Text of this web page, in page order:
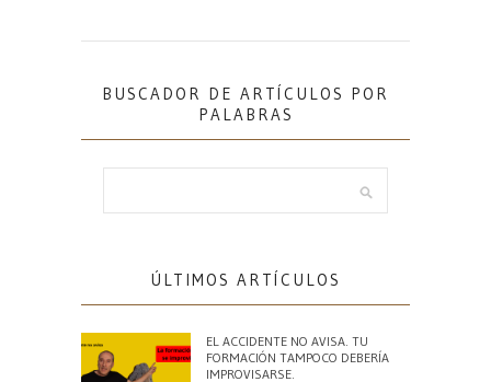
BUSCADOR DE ARTÍCULOS POR
PALABRAS
ÚLTIMOS ARTÍCULOS
EL ACCIDENTE NO AVISA. TU
FORMACIÓN TAMPOCO DEBERÍA
IMPROVISARSE.